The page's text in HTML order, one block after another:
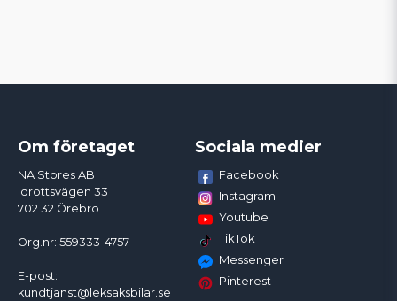
Om företaget
NA Stores AB
Idrottsvägen 33
702 32 Örebro
Org.nr: 559333-4757
E-post:
kundtjanst@leksaksbilar.se
Sociala medier
Facebook
Instagram
Youtube
TikTok
Messenger
Pinterest